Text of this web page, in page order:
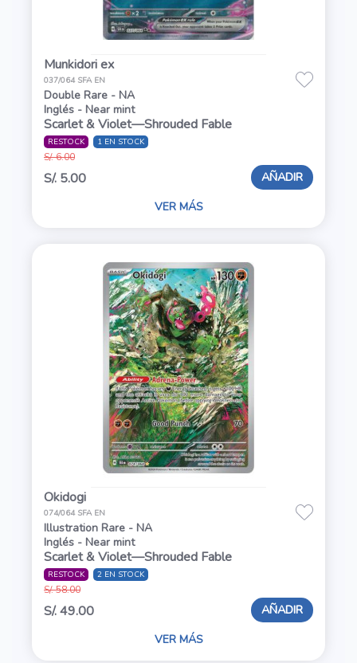
Munkidori ex
037/064 SFA EN
Double Rare - NA
Inglés - Near mint
Scarlet & Violet—Shrouded Fable
RESTOCK 1 EN STOCK
S/. 6.00
S/. 5.00 AÑADIR
VER MÁS
Okidogi
074/064 SFA EN
Illustration Rare - NA
Inglés - Near mint
Scarlet & Violet—Shrouded Fable
RESTOCK 2 EN STOCK
S/. 58.00
S/. 49.00 AÑADIR
VER MÁS